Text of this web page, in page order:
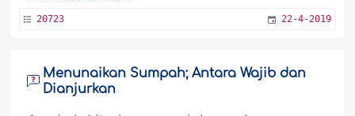
20723 22-4-2019
Menunaikan Sumpah; Antara Wajib dan
Dianjurkan